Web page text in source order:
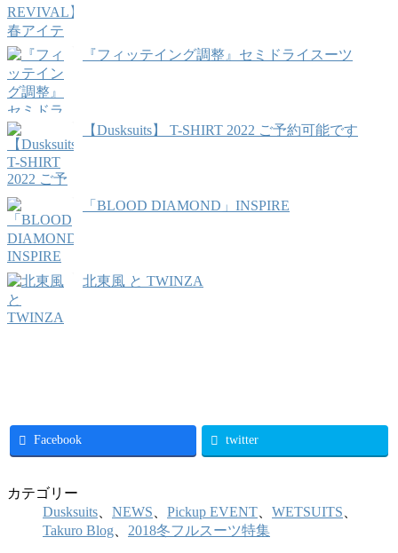
『フィッテイング調整』セミドライスーツ
【Dusksuits】 T-SHIRT 2022 ご予約可能です
「BLOOD DIAMOND」INSPIRE
北東風 と TWINZA
Facebook twitter
カテゴリー
Dusksuits
NEWS Pickup EVENT WETSUITS
Takuro Blog
2018冬フルスーツ特集